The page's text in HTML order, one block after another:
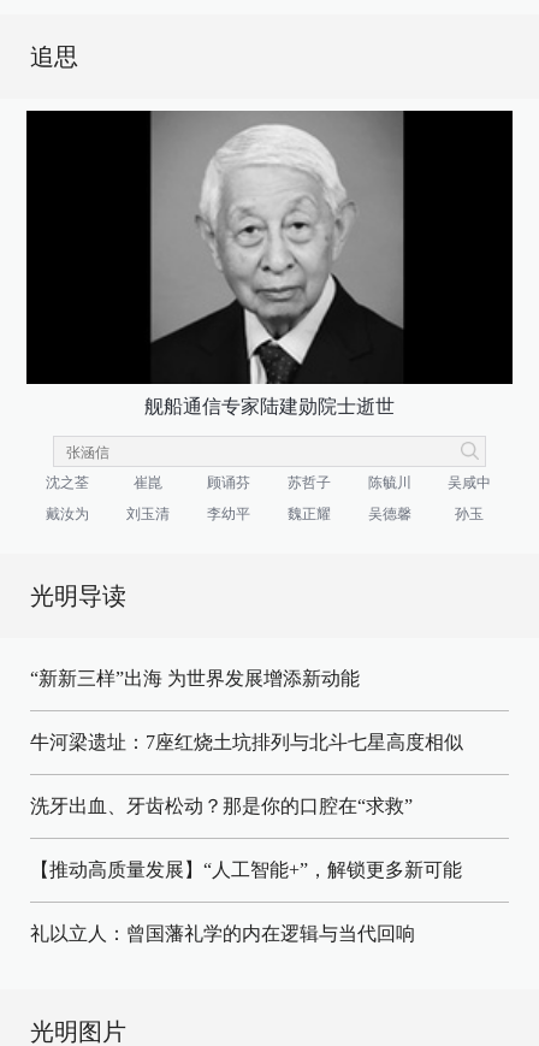
追思
舰船通信专家陆建勋院士逝世
沈之荃 崔崑 顾诵芬 苏哲子 陈毓川
吴咸中
戴汝为
刘玉清 李幼平 魏正耀 吴德馨 孙玉
光明导读
“新新三样”出海 为世界发展增添新动能
牛河梁遗址：7座红烧土坑排列与北斗七星高度相似
洗牙出血、牙齿松动？那是你的口腔在“求救”
【推动高质量发展】“人工智能+”，解锁更多新可能
礼以立人：曾国藩礼学的内在逻辑与当代回响
光明图片